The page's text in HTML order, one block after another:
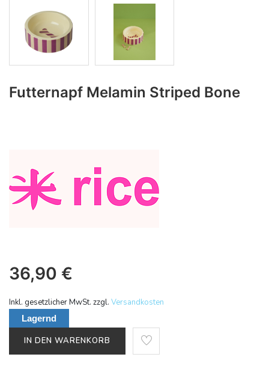
Futternapf Melamin Striped Bone
36,90 €
Inkl. gesetzlicher MwSt. zzgl. Versandkosten
Lagernd
IN DEN WARENKORB